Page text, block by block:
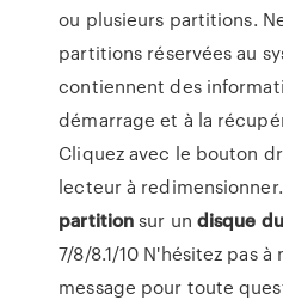
ou plusieurs partitions.
partitions réservées au
contiennent des
démarrage et à la
Cliquez avec le bouton
lecteur à
partitionsur un disque
7/8/8.1/10 N'hésitez pas à
message pour toute